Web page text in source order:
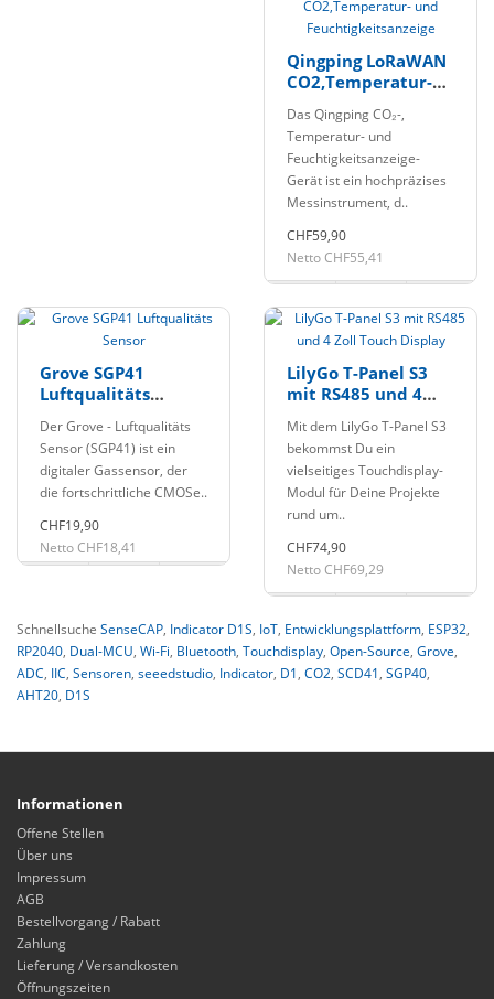
Qingping LoRaWAN
CO2,Temperatur-
Feuchtigkeitsanzeige
Das Qingping CO₂-,
Temperatur- und
Feuchtigkeitsanzeige-
Gerät ist ein hochpräzises
Messinstrument, d..
CHF59,90
Netto CHF55,41
Grove SGP41
Luftqualitäts
Der Grove - Luftqualitäts
Sensor (SGP41) ist ein
digitaler Gassensor, der
die fortschrittliche CMOSe..
CHF19,90
Netto CHF18,41
LilyGo T-Panel S3
mit RS485 und 4
Mit dem LilyGo T-Panel S3
bekommst Du ein
vielseitiges Touchdisplay-
Modul für Deine Projekte
rund um..
CHF74,90
Netto CHF69,29
Schnellsuche SenseCAP, Indicator D1S, IoT, Entwicklungsplattform, ESP32,
RP2040, Dual-MCU, Wi-Fi, Bluetooth, Touchdisplay, Open-Source, Grove,
ADC, IIC, Sensoren, seeedstudio, Indicator, D1, CO2, SCD41, SGP40,
AHT20, D1S
Informationen
Offene Stellen
Über uns
Impressum
AGB
Bestellvorgang / Rabatt
Zahlung
Lieferung / Versandkosten
Öffnungszeiten